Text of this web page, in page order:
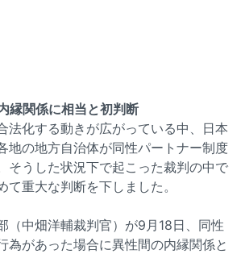
縁関係に相当と初判断
法化する動きが広がっている中、日本
地の地方自治体が同性パートナー制度
そうした状況下で起こった裁判の中で
て重大な判断を下しました。
（中畑洋輔裁判官）が9月18日、同性
為があった場合に異性間の内縁関係と